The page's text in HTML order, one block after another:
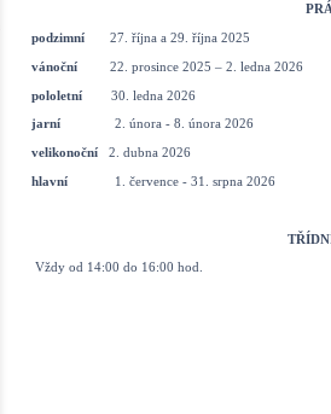
podzimní 27. října a 29. října 2025
vánoční 22. prosince 2025 – 2. ledna 2026
pololetní 30. ledna 2026
jarní 2. února - 8. února 2026
velikonoční 2. dubna 2026
hlavní 1. července - 31. srpna 2026
Vždy od 14:00 do 16:00 hod.